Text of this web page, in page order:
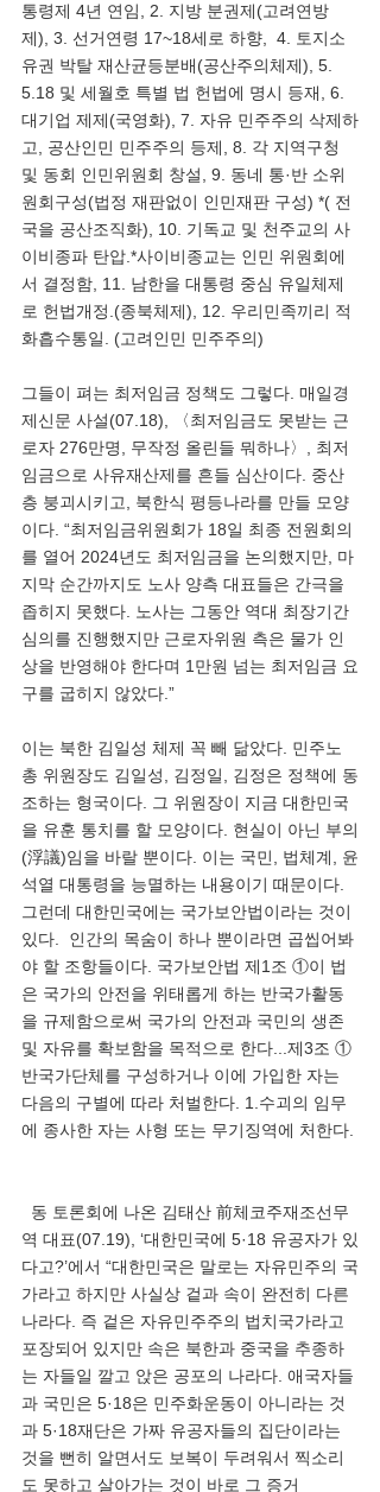
통령제 4년 연임, 2. 지방 분권제(고려연방
제), 3. 선거연령 17~18세로 하향,  4. 토지소
유권 박탈 재산균등분배(공산주의체제), 5.
5.18 및 세월호 특별 법 헌법에 명시 등재, 6.
대기업 제제(국영화), 7. 자유 민주주의 삭제하
고, 공산인민 민주주의 등제, 8. 각 지역구청
및 동회 인민위원회 창설, 9. 동네 통·반 소위
원회구성(법정 재판없이 인민재판 구성) *( 전
국을 공산조직화), 10. 기독교 및 천주교의 사
이비종파 탄압.*사이비종교는 인민 위원회에
서 결정함, 11. 남한을 대통령 중심 유일체제
로 헌법개정.(종북체제), 12. 우리민족끼리 적
화흡수통일. (고려인민 민주주의)
그들이 펴는 최저임금 정책도 그렇다. 매일경
제신문 사설(07.18), 〈최저임금도 못받는 근
로자 276만명, 무작정 올린들 뭐하나〉, 최저
임금으로 사유재산제를 흔들 심산이다. 중산
층 붕괴시키고, 북한식 평등나라를 만들 모양
이다. “최저임금위원회가 18일 최종 전원회의
를 열어 2024년도 최저임금을 논의했지만, 마
지막 순간까지도 노사 양측 대표들은 간극을
좁히지 못했다. 노사는 그동안 역대 최장기간
심의를 진행했지만 근로자위원 측은 물가 인
상을 반영해야 한다며 1만원 넘는 최저임금 요
구를 굽히지 않았다.”
이는 북한 김일성 체제 꼭 빼 닮았다. 민주노
총 위원장도 김일성, 김정일, 김정은 정책에 동
조하는 형국이다. 그 위원장이 지금 대한민국
을 유훈 통치를 할 모양이다. 현실이 아닌 부의
(浮議)임을 바랄 뿐이다. 이는 국민, 법체계, 윤
석열 대통령을 능멸하는 내용이기 때문이다.
그런데 대한민국에는 국가보안법이라는 것이
있다.  인간의 목숨이 하나 뿐이라면 곱씹어봐
야 할 조항들이다. 국가보안법 제1조 ①이 법
은 국가의 안전을 위태롭게 하는 반국가활동
을 규제함으로써 국가의 안전과 국민의 생존
및 자유를 확보함을 목적으로 한다...제3조 ①
반국가단체를 구성하거나 이에 가입한 자는
다음의 구별에 따라 처벌한다. 1.수괴의 임무
에 종사한 자는 사형 또는 무기징역에 처한다.
역 대표(07.19), ‘대한민국에 5·18 유공자가 있
다고?’에서 “대한민국은 말로는 자유민주의 국
가라고 하지만 사실상 겉과 속이 완전히 다른
나라다. 즉 겉은 자유민주주의 법치국가라고
포장되어 있지만 속은 북한과 중국을 추종하
는 자들일 깔고 앉은 공포의 나라다. 애국자들
과 국민은 5·18은 민주화운동이 아니라는 것
과 5·18재단은 가짜 유공자들의 집단이라는
것을 뻔히 알면서도 보복이 두려워서 찍소리
도 못하고 살아가는 것이 바로 그 증거